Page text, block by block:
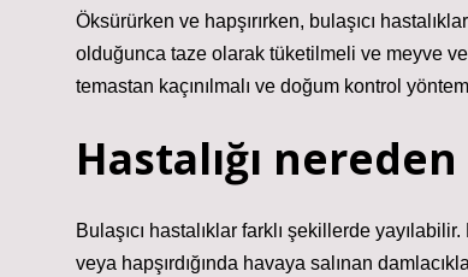
Öksürürken ve hapşırırken, bulaşıcı
olduğunca taze olarak tüketilmeli ve meyve
temastan kaçınılmalı ve doğum kontrol
Hastalığı
Bulaşıcı hastalıklar farklı şekillerde
veya hapşırdığında havaya salınan